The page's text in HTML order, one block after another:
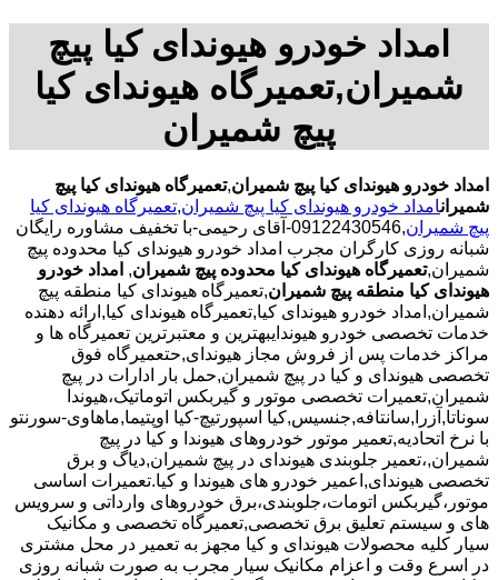
امداد خودرو هیوندای کیا پیچ
شمیران,تعمیرگاه هیوندای کیا
پیچ شمیران
امداد خودرو هیوندای کیا پیچ شمیران,تعمیرگاه هیوندای کیا پیچ
شمیرانامداد خودرو هیوندای کیا پیچ شمیران,تعمیرگاه هیوندای کیا
پیچ شمیران
,09122430546-آقای رحیمی-با تخفیف مشاوره رایگان
شبانه روزی کارگران مجرب امداد خودرو هیوندای کیا محدوده پیچ
شمیران,تعمیرگاه هیوندای کیا محدوده پیچ شمیران, امداد خودرو
هیوندای کیا منطقه پیچ شمیران,تعمیرگاه هیوندای کیا منطقه پیچ
شمیران,امداد خودرو هیوندای کیا,تعمیرگاه هیوندای کیا,ارائه دهنده
خدمات تخصصی خودرو هیوندایبهترین و معتبرترین تعمیرگاه ها و
مراکز خدمات پس از فروش مجاز هیوندای,حتعمیرگاه فوق
تخصصی هیوندای و کیا در پیچ شمیران,حمل بار ادارات در پیچ
شمیران,تعمیرات تخصصی موتور و گیربکس اتوماتیک،هیوندا
سوناتا,آزرا,سانتافه,جنسیس,کیا اسپورتیچ-کیا اوپتیما‌,ماهاوی-سورنتو
با نرخ اتحادیه,تعمیر موتور خودروهای هیوندا و کیا در پیچ
شمیران,،تعمیر جلوبندی هیوندای در پیچ شمیران,دیاگ و برق
تخصصی هیوندای,اعمیر خودرو های هیوندا و کیا.تعمیرات اساسی
موتور،گیربکس اتومات،جلوبندی،برق خودروهای وارداتی و سرویس
های و سیستم تعلیق برق تخصصی,تعمیرگاه تخصصی و مکانیک
سیار کلیه محصولات هیوندای و کیا مجهز به تعمیر در محل مشتری
در اسرع وقت و اعزام مکانیک سیار مجرب به صورت شبانه روزی